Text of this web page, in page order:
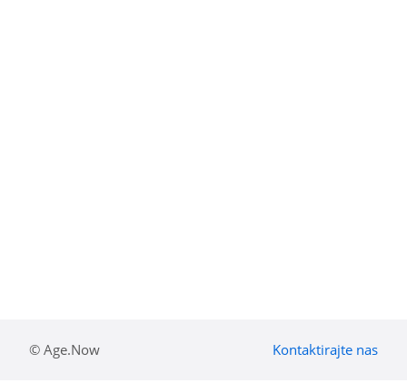
© Age.Now Kontaktirajte nas